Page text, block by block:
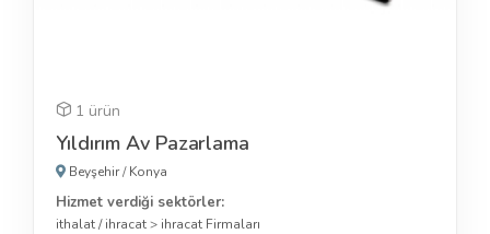
1 ürün
Yıldırım Av Pazarlama
Beyşehir/Konya
Hizmet verdiği sektörler:
ithalat / ihracat> ihracat Firmaları